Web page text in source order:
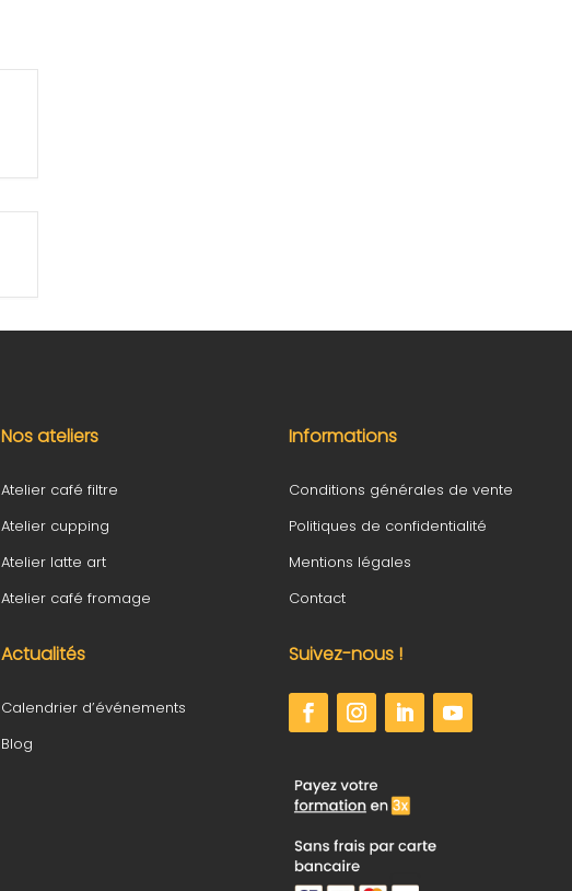
Nos ateliers
Atelier café filtre
Atelier cupping
Atelier latte art
Atelier café fromage
Actualités
Calendrier d’événements
Blog
Informations
Conditions générales de vente
Politiques de confidentialité
Mentions légales
Contact
Suivez-nous !